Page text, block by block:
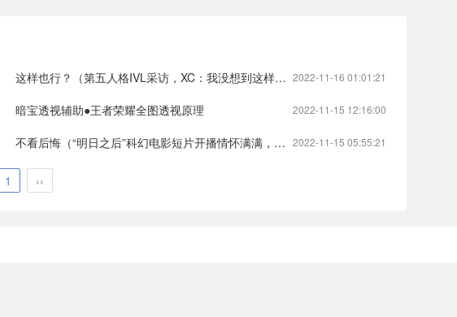
2022-11-16 01:01:21
这样也行？（第五人格IVL采访，XC：我没想到这样运营都能三抓，太好了）第五人格IVL战队第五人格
2022-11-15 12:16:00
暗宝透视辅助●王者荣耀全图透视原理
2022-11-15 05:55:21
不看后悔（“明日之后”科幻电影短片开播情怀满满，青年导演诠释后生可畏）明日之后电影明日之后
1 ››